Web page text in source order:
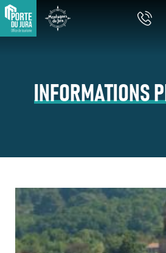
INFORMATIONS